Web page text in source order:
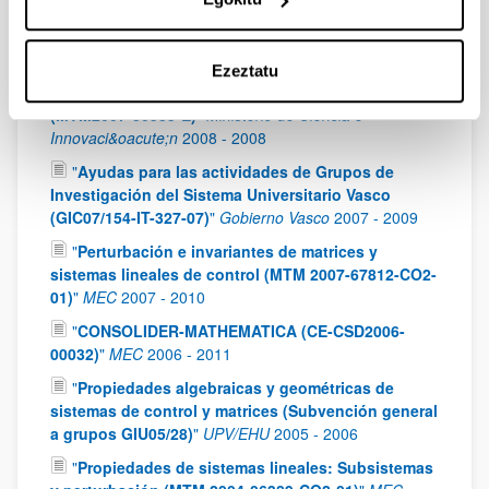
Ezeztatu
Vasco (GIC10/169-IT361-10)" Gobierno Vasco
2012
Acción Complementaria: Álgebra Lineal,
(MTM2007-30535-E)"Ministerio de Ciencia e
Innovaci&oacute;n 2008 - 2008
"Ayudas para las actividades de Grupos de
Investigación del Sistema Universitario Vasco
(GIC07/154-IT-327-07)" Gobierno Vasco 2007 - 2009
"Perturbación e invariantes de matrices y
sistemas lineales de control (MTM 2007-67812-CO2-
01)" MEC 2007 - 2010
"CONSOLIDER-MATHEMATICA (CE-CSD2006-
00032)" MEC 2006 - 2011
"Propiedades algebraicas y geométricas de
sistemas de control y matrices (Subvención general
a grupos GIU05/28)" UPV/EHU 2005 - 2006
"Propiedades de sistemas lineales: Subsistemas